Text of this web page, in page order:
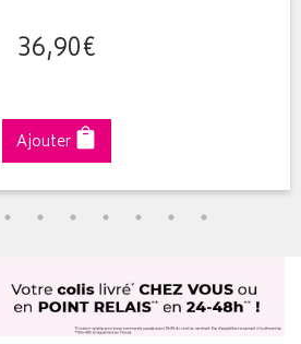
36,90€
Ajouter